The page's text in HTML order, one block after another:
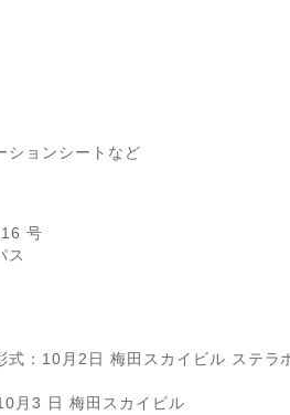
ションシートなど
号
ス
式：10月2日 梅田スカイビル ステラ
月3 日 梅田スカイビル